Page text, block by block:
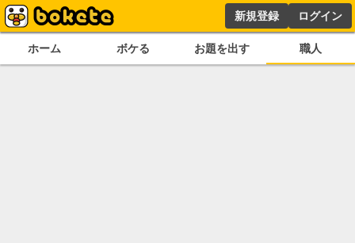
新規登録 ログイン
ホーム ボケる お題を出す 職人